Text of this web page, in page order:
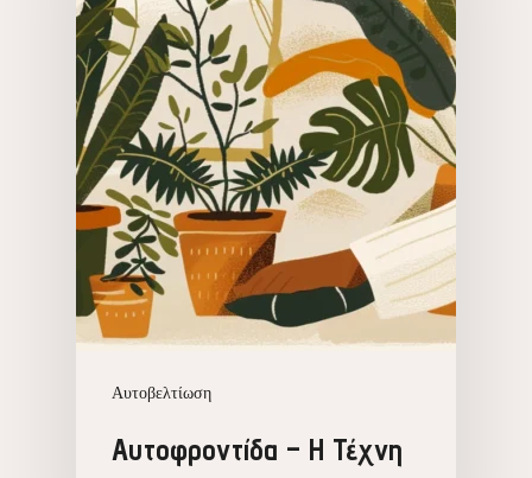
Αυτοβελτίωση
Αυτοφροντίδα – Η Τέχνη